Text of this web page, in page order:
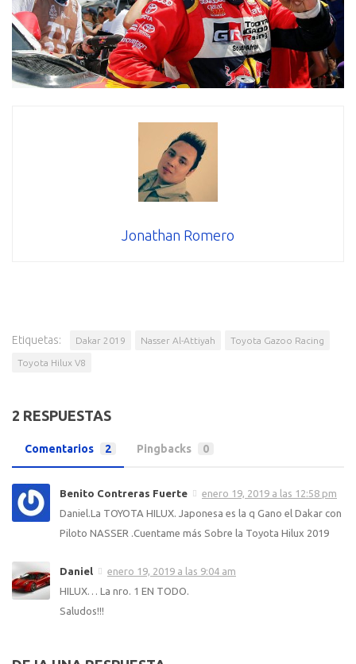
Jonathan Romero
Etiquetas: Dakar 2019 Nasser Al-Attiyah Toyota Gazoo Racing
Toyota Hilux V8
2 RESPUESTAS
Comentarios 2 Pingbacks 0
Benito Contreras Fuerte
enero 19, 2019 a las 12:58 pm
Daniel.La TOYOTA HILUX. Japonesa es la q Gano el Dakar con
Piloto NASSER .Cuentame más Sobre la Toyota Hilux 2019
Daniel
enero 19, 2019 a las 9:04 am
HILUX… La nro. 1 EN TODO.
Saludos!!!